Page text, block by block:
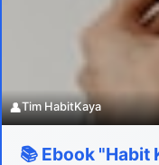
👤Tim HabitKaya
📚 Ebook "Habit